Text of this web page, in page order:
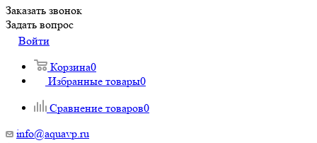
Заказать звонок
Задать вопрос
Войти
Корзина0
Избранные товары0
Сравнение товаров0
info@aquavp.ru